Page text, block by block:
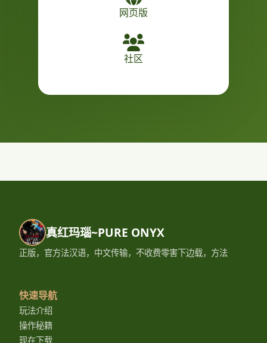
网页版
社区
真红玛瑙~PURE ONYX
正版，官方法汉语，中文传输，不收费零害下边载，方法
快速导航
玩法介绍
操作秘籍
现在下载